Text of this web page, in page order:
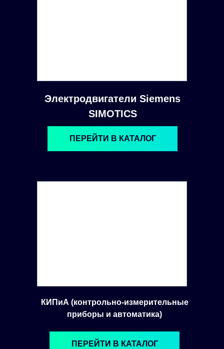
Электродвигатели Siemens
SIMOTICS
ПЕРЕЙТИ В КАТАЛОГ
КИПиА (контрольно-измерительные
приборы и автоматика)
ПЕРЕЙТИ В КАТАЛОГ